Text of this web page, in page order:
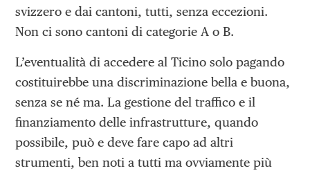
svizzero e dai cantoni, tutti, senza eccezioni.
Non ci sono cantoni di categorie A o B.
L’eventualità di accedere al Ticino solo pagando
costituirebbe una discriminazione bella e buona,
senza se né ma. La gestione del traffico e il
finanziamento delle infrastrutture, quando
possibile, può e deve fare capo ad altri
strumenti, ben noti a tutti ma ovviamente più